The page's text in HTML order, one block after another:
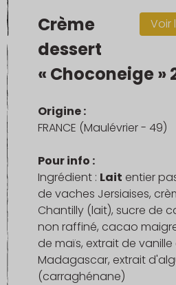
Voir
Crème
dessert
« Choconeige »
Origine :
FRANCE (Maulévrier - 49)
Pour info :
Ingrédient : Lait entier
de vaches Jersiaises,
Chantilly (lait), sucre de
non raffiné, cacao
de maïs, extrait de vanille
Madagascar, extrait
(carraghénane)